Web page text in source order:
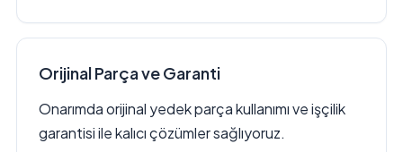
Orijinal Parça ve Garanti
Onarımda orijinal yedek parça kullanımı ve işçilik
garantisi ile kalıcı çözümler sağlıyoruz.